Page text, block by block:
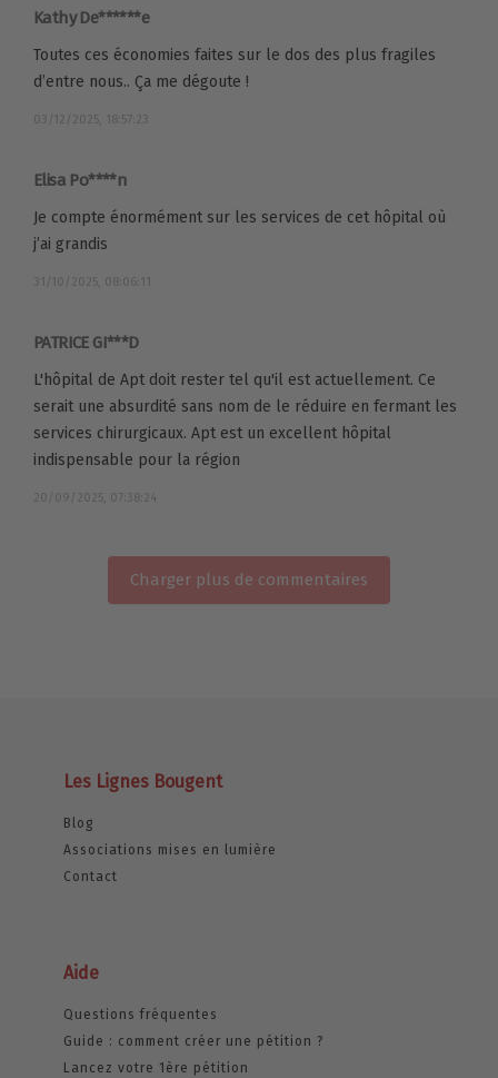
Kathy De******e
Toutes ces économies faites sur le dos des plus fragiles
d’entre nous.. Ça me dégoute !
03/12/2025, 18:57:23
Elisa Po****n
Je compte énormément sur les services de cet hôpital où
j’ai grandis
31/10/2025, 08:06:11
PATRICE GI***D
L'hôpital de Apt doit rester tel qu'il est actuellement. Ce
serait une absurdité sans nom de le réduire en fermant les
services chirurgicaux. Apt est un excellent hôpital
indispensable pour la région
20/09/2025, 07:38:24
Charger plus de commentaires
Les Lignes Bougent
Blog
Associations mises en lumière
Contact
Aide
Questions fréquentes
Guide : comment créer une pétition ?
Lancez votre 1ère pétition